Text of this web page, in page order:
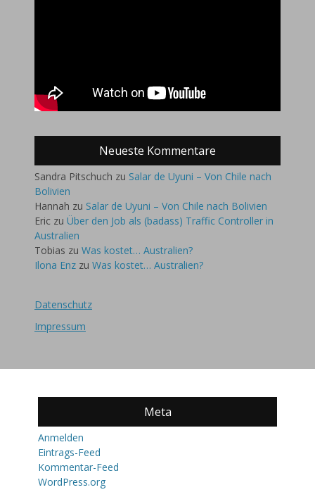
Neueste Kommentare
Sandra Pitschuch zu Salar de Uyuni – Von Chile nach
Bolivien
Hannah zu Salar de Uyuni – Von Chile nach Bolivien
Eric zu Über den Job als (badass) Traffic Controller in
Australien
Tobias zu Was kostet… Australien?
Ilona Enz zu Was kostet… Australien?
Datenschutz
Impressum
Meta
Anmelden
Eintrags-Feed
Kommentar-Feed
WordPress.org